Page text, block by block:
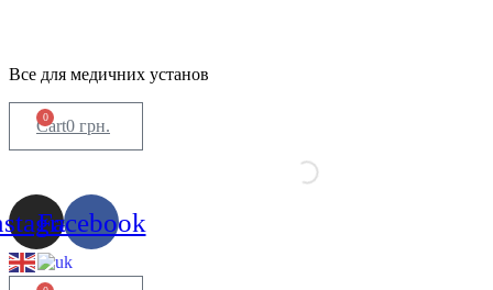
Все для медичних установ
0 грн.
0
Cart
Facebook